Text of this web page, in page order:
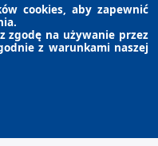
prawa zastrzeżone.
cookies, aby zapewnić
zgodę na używanie przez
z warunkami naszej